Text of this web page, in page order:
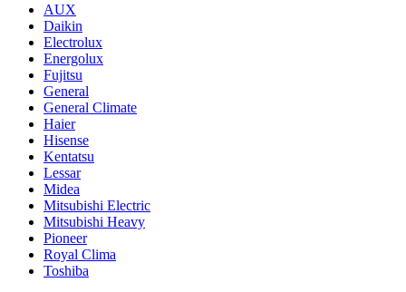
AUX
Daikin
Electrolux
Energolux
Fujitsu
General
General Climate
Haier
Hisense
Kentatsu
Lessar
Midea
Mitsubishi Electric
Mitsubishi Heavy
Pioneer
Royal Clima
Toshiba